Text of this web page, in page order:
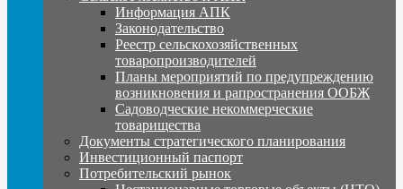
Информация АПК
Законодательство
Реестр сельскохозяйственных
товаропроизводителей
Планы мероприятий по предупреждению
возникновения и рапространения ООБЖ
Садоводческие некоммерческие
товарищества
Документы стратегического планирования
Инвестиционный паспорт
Потребительский рынок